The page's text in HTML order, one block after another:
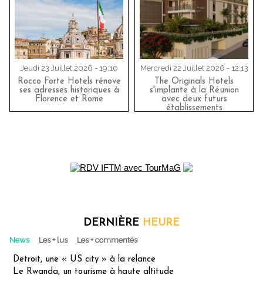
Jeudi 23 Juillet 2026 - 19:10
Rocco Forte Hotels rénove
ses adresses historiques à
Florence et Rome
Mercredi 22 Juillet 2026 - 12:13
The Originals Hotels
s'implante à la Réunion
avec deux futurs
établissements
DERNIÈRE HEURE
News Les + lus Les + commentés
Detroit, une « US city » à la relance
Le Rwanda, un tourisme à haute altitude